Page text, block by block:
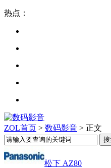
热点：
ZOL首页 > 数码影音 > 正文
松下 AZ80